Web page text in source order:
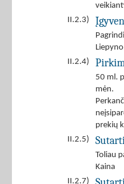
II.2.3)
II.2.4)
50 ml.
mėn.
prekių
II.2.5)
Toliau
Kaina
II.2.7)